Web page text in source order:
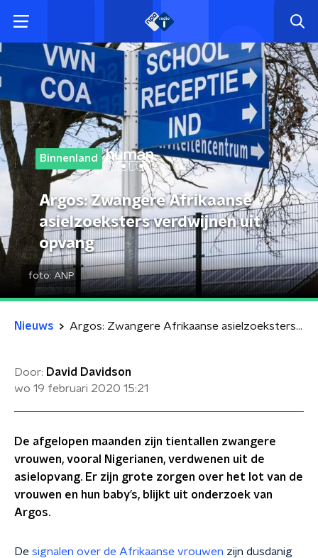
Binnenland
Argos: Zwangere Afrikaanse
asielzoeksters verdwijnen uit
opvang
foto: ANP
Nieuws Argos: Zwangere Afrikaanse asielzoeksters verdwijnen uit opvang
Door: David Davidson
wo 19 februari 2020 15:21
De afgelopen maanden zijn tientallen zwangere
vrouwen, vooral Nigerianen, verdwenen uit de
asielopvang. Er zijn grote zorgen over het lot van de
vrouwen en hun baby’s, blijkt uit onderzoek van
Argos.
De signalen over de Afrikaanse vrouwen zijn dusdanig